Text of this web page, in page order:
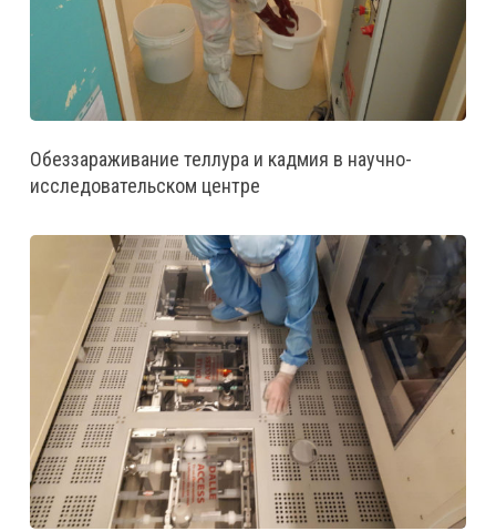
Обеззараживание теллура и кадмия в научно-
исследовательском центре